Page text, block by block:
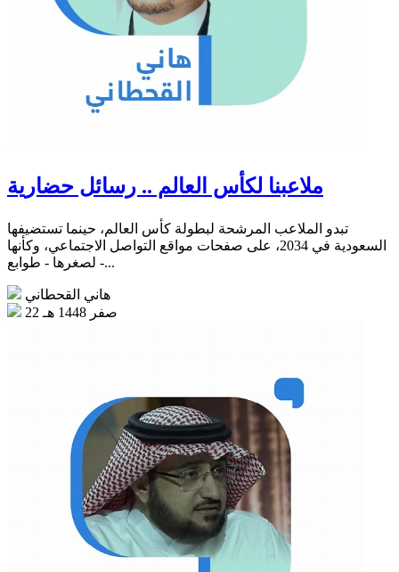
ملاعبنا لكأس العالم .. رسائل حضارية
تبدو الملاعب المرشحة لبطولة كأس العالم، حينما تستضيفها
السعودية في 2034، على صفحات مواقع التواصل الاجتماعي، وكأنها
- لصغرها - طوابع...
هاني القحطاني
22 صفر 1448 هـ